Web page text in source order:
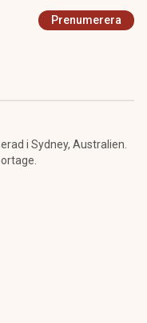
Prenumerera
i Sydney, Australien.